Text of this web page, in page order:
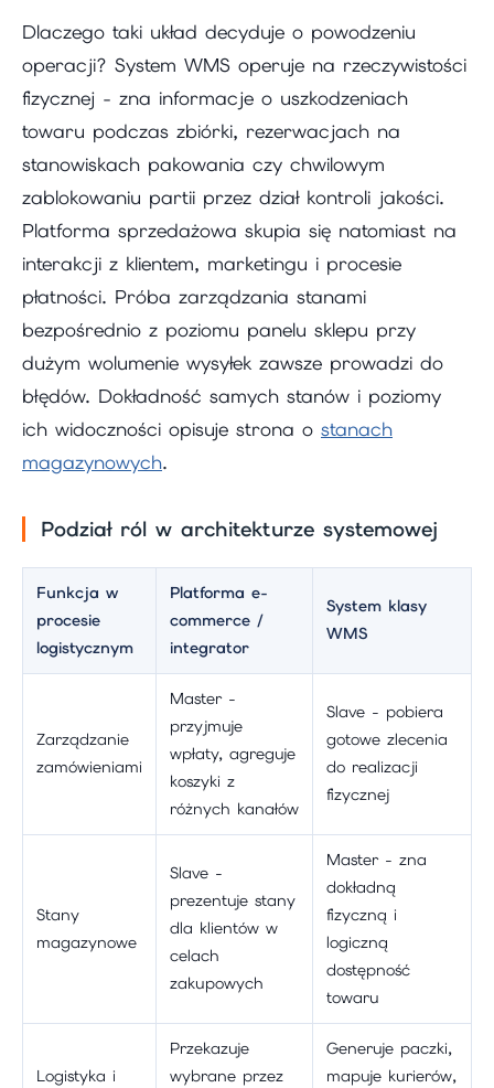
Dlaczego taki układ decyduje o powodzeniu
operacji? System WMS operuje na rzeczywistości
fizycznej - zna informacje o uszkodzeniach
towaru podczas zbiórki, rezerwacjach na
stanowiskach pakowania czy chwilowym
zablokowaniu partii przez dział kontroli jakości.
Platforma sprzedażowa skupia się natomiast na
interakcji z klientem, marketingu i procesie
płatności. Próba zarządzania stanami
bezpośrednio z poziomu panelu sklepu przy
dużym wolumenie wysyłek zawsze prowadzi do
błędów. Dokładność samych stanów i poziomy
ich widoczności opisuje strona o stanach
magazynowych.
Podział ról w architekturze systemowej
Funkcja w
procesie
logistycznym
Platforma e-
commerce /
integrator
System klasy
WMS
Zarządzanie
zamówieniami
Master -
przyjmuje
wpłaty, agreguje
koszyki z
różnych kanałów
Slave - pobiera
gotowe zlecenia
do realizacji
fizycznej
Stany
magazynowe
Slave -
prezentuje stany
dla klientów w
celach
zakupowych
Master - zna
dokładną
fizyczną i
logiczną
dostępność
towaru
Logistyka i
Przekazuje
wybrane przez
Generuje paczki,
mapuje kurierów,